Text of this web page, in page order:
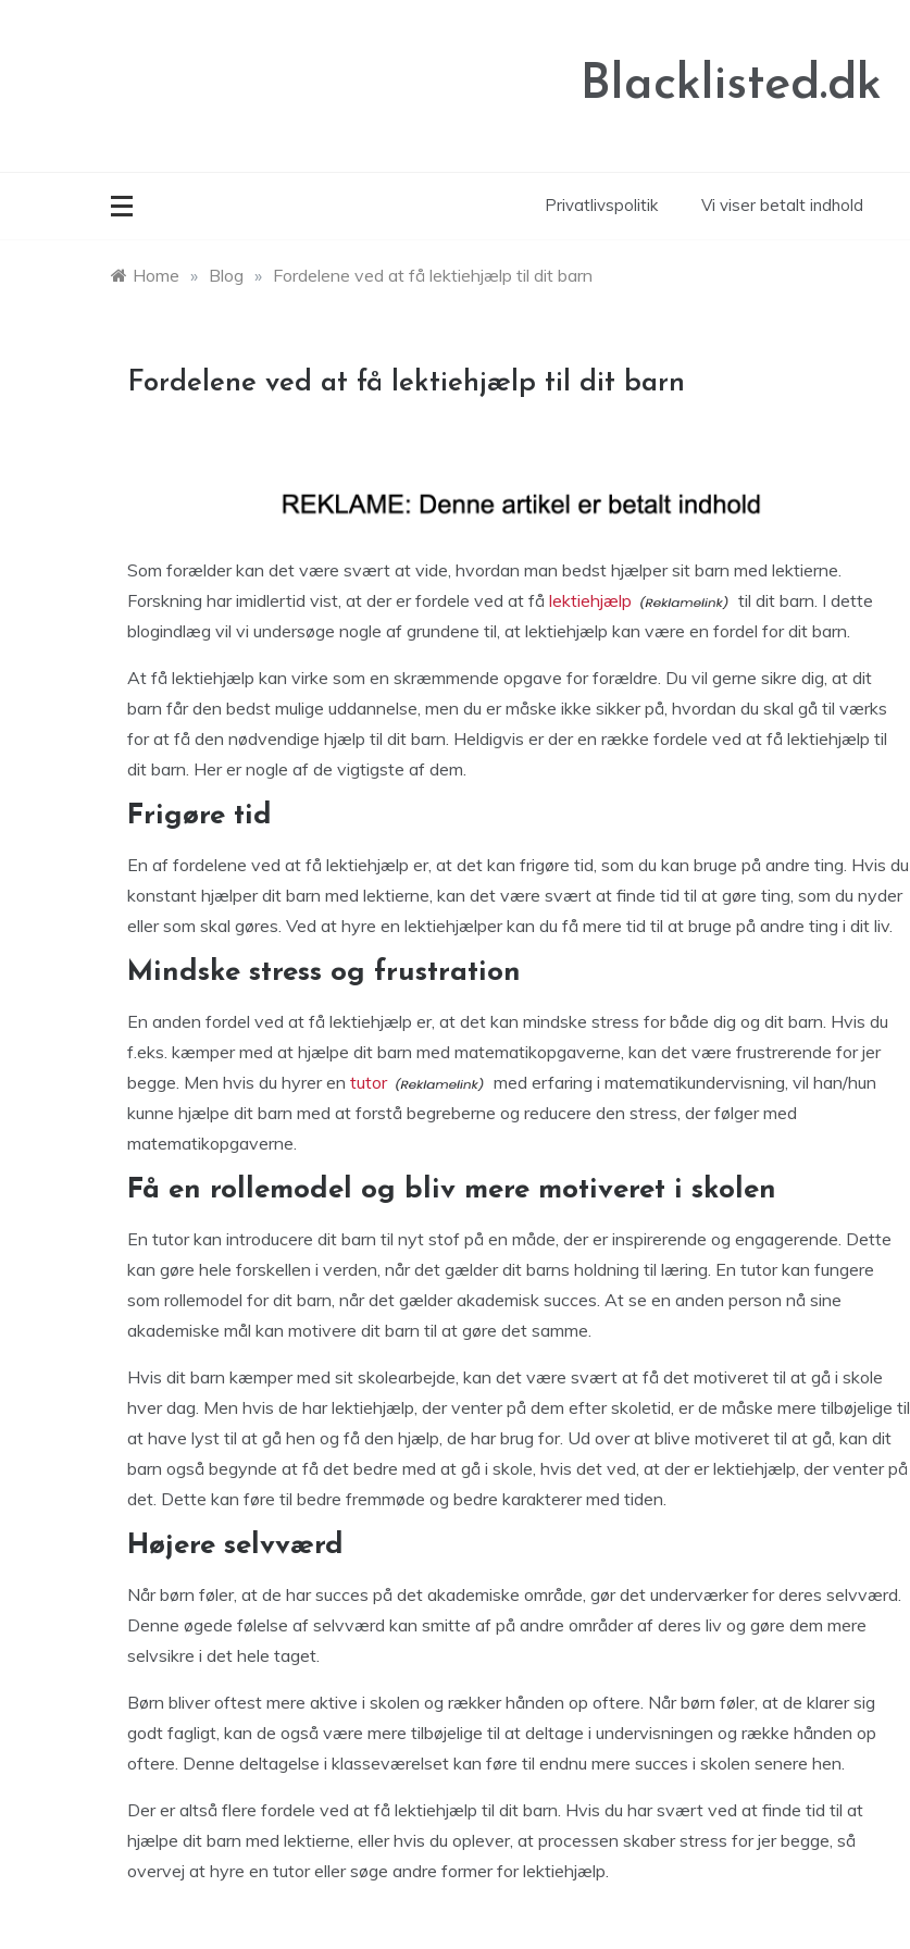
Blacklisted.dk
Privatlivspolitik Vi viser betalt indhold
Home » Blog » Fordelene ved at få lektiehjælp til dit barn
Fordelene ved at få lektiehjælp til dit barn
Som forælder kan det være svært at vide, hvordan man bedst hjælper sit barn med lektierne.
Forskning har imidlertid vist, at der er fordele ved at få lektiehjælp
til dit barn. I dette
blogindlæg vil vi undersøge nogle af grundene til, at lektiehjælp kan være en fordel for dit barn.
At få lektiehjælp kan virke som en skræmmende opgave for forældre. Du vil gerne sikre dig, at dit
barn får den bedst mulige uddannelse, men du er måske ikke sikker på, hvordan du skal gå til værks
for at få den nødvendige hjælp til dit barn. Heldigvis er der en række fordele ved at få lektiehjælp til
dit barn. Her er nogle af de vigtigste af dem.
Frigøre tid
En af fordelene ved at få lektiehjælp er, at det kan frigøre tid, som du kan bruge på andre ting. Hvis du
konstant hjælper dit barn med lektierne, kan det være svært at finde tid til at gøre ting, som du nyder
eller som skal gøres. Ved at hyre en lektiehjælper kan du få mere tid til at bruge på andre ting i dit liv.
Mindske stress og frustration
En anden fordel ved at få lektiehjælp er, at det kan mindske stress for både dig og dit barn. Hvis du
f.eks. kæmper med at hjælpe dit barn med matematikopgaverne, kan det være frustrerende for jer
begge. Men hvis du hyrer en tutor
med erfaring i matematikundervisning, vil han/hun
kunne hjælpe dit barn med at forstå begreberne og reducere den stress, der følger med
matematikopgaverne.
Få en rollemodel og bliv mere motiveret i skolen
En tutor kan introducere dit barn til nyt stof på en måde, der er inspirerende og engagerende. Dette
kan gøre hele forskellen i verden, når det gælder dit barns holdning til læring. En tutor kan fungere
som rollemodel for dit barn, når det gælder akademisk succes. At se en anden person nå sine
akademiske mål kan motivere dit barn til at gøre det samme.
Hvis dit barn kæmper med sit skolearbejde, kan det være svært at få det motiveret til at gå i skole
hver dag. Men hvis de har lektiehjælp, der venter på dem efter skoletid, er de måske mere tilbøjelige til
at have lyst til at gå hen og få den hjælp, de har brug for. Ud over at blive motiveret til at gå, kan dit
barn også begynde at få det bedre med at gå i skole, hvis det ved, at der er lektiehjælp, der venter på
det. Dette kan føre til bedre fremmøde og bedre karakterer med tiden.
Højere selvværd
Når børn føler, at de har succes på det akademiske område, gør det underværker for deres selvværd.
Denne øgede følelse af selvværd kan smitte af på andre områder af deres liv og gøre dem mere
selvsikre i det hele taget.
Børn bliver oftest mere aktive i skolen og rækker hånden op oftere. Når børn føler, at de klarer sig
godt fagligt, kan de også være mere tilbøjelige til at deltage i undervisningen og række hånden op
oftere. Denne deltagelse i klasseværelset kan føre til endnu mere succes i skolen senere hen.
Der er altså flere fordele ved at få lektiehjælp til dit barn. Hvis du har svært ved at finde tid til at
hjælpe dit barn med lektierne, eller hvis du oplever, at processen skaber stress for jer begge, så
overvej at hyre en tutor eller søge andre former for lektiehjælp.